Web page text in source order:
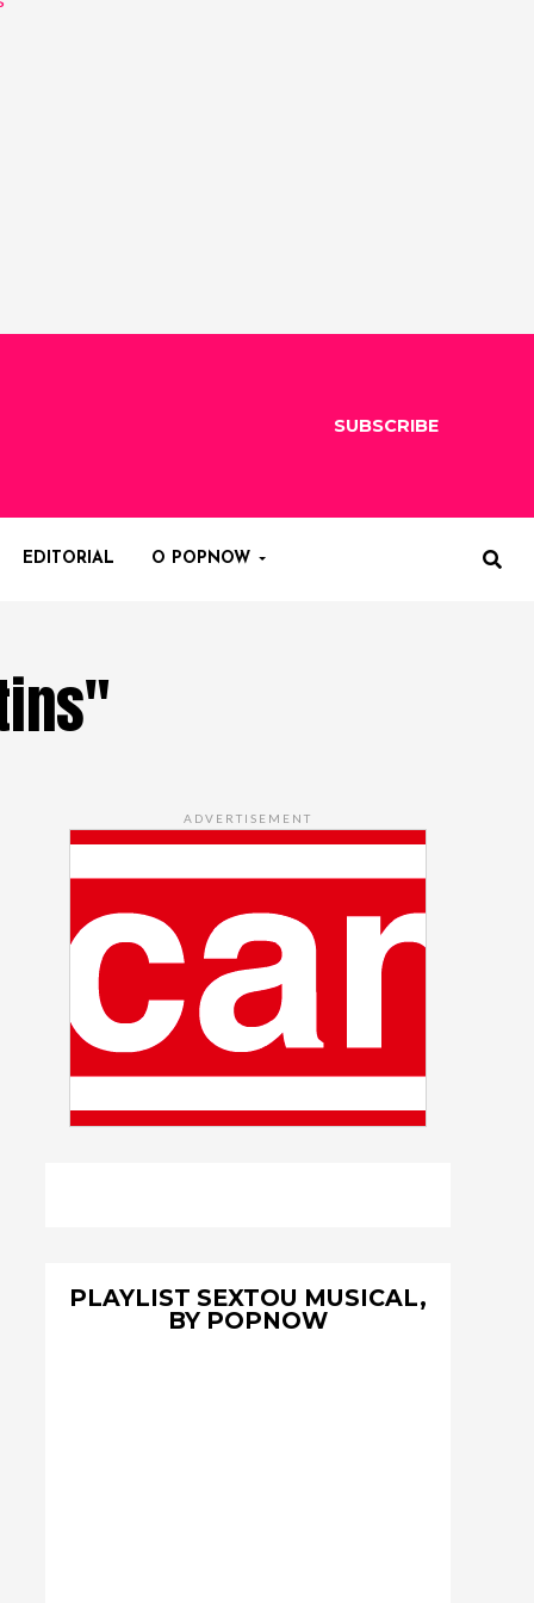
SUBSCRIBE
EDITORIAL O POPNOW
ADVERTISEMENT
PLAYLIST SEXTOU MUSICAL,
BY POPNOW